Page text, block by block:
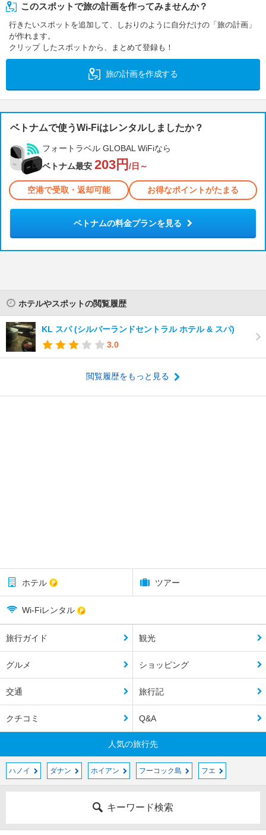
このスポットで旅の計画を作ってみませんか？
行きたいスポットを追加して、しおりのように自分だけの「旅の計画」
が作れます。
クリップ したスポットから、まとめて登録も！
旅の計画を作成する
ベトナムで使うWi-Fiはレンタルしましたか？
フォートラベル GLOBAL WiFiなら
ベトナム最安 203円 /日～
空港で受取・返却可能 お得なポイントがたまる
ベトナムの料金プランを見る
ホテルやスポットの閲覧履歴
KL スパ (シルバーランドセントラル ホテル & スパ)
3.0
閲覧履歴をもっと見る
ホテル ツアー
Wi-Fiレンタル
旅行ガイド 観光
グルメ ショッピング
交通 旅行記
クチコミ Q&A
人気の旅行先
ハノイ ダナン ホイアン フーコック島 フエ
キーワード検索